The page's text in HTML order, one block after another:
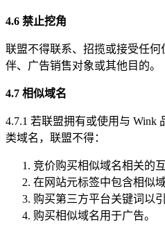
4.6 禁止挖角
联盟不得联系、招揽或接受任
伴、广告销售对象或其他目的。
4.7 相似域名
4.7.1 若联盟拥有或使用与 Wink
类域名，联盟不得：
竞价购买相似域名相关的
在网站元标签中包含相似
购买第三方平台关键词以
购买相似域名用于广告。